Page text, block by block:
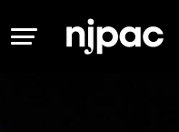
MENÚ